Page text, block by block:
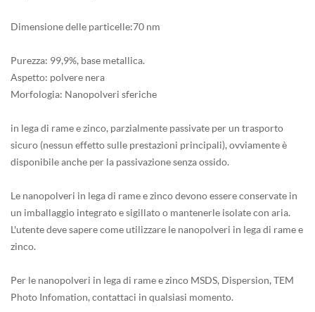
Dimensione delle particelle:70 nm
Purezza: 99,9%, base metallica.
Aspetto: polvere nera
Morfologia: Nanopolveri sferiche
in lega di rame e zinco, parzialmente passivate per un trasporto
sicuro (nessun effetto sulle prestazioni principali), ovviamente è
disponibile anche per la passivazione senza ossido.
Le nanopolveri in lega di rame e zinco devono essere conservate in
un imballaggio integrato e sigillato o mantenerle isolate con aria.
L'utente deve sapere come utilizzare le nanopolveri in lega di rame e
zinco.
Per le nanopolveri in lega di rame e zinco MSDS, Dispersion, TEM
Photo Infomation, contattaci in qualsiasi momento.